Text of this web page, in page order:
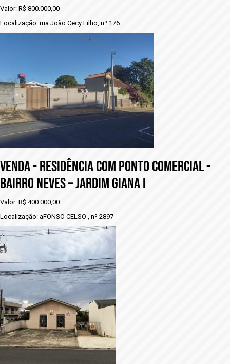
Valor: R$ 800.000,00
Localização: rua João Cecy Filho, nº 176
VENDA - RESIDÊNCIA COM PONTO COMERCIAL -
BAIRRO NEVES – JARDIM GIANA I
Valor: R$ 400.000,00
Localização: aFONSO CELSO , nº 2897